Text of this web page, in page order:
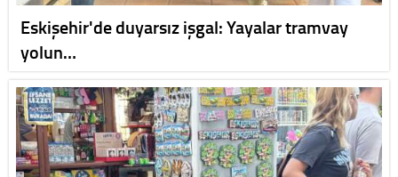
Eskişehir'de duyarsız işgal: Yayalar tramvay
yolun…